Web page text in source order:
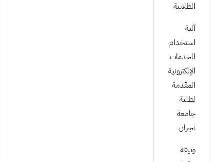
الطلابية
آلية
استخدام
الخدمات
الإلكترونية
المقدمة
لطلبة
جامعة
نجران
وثيقة